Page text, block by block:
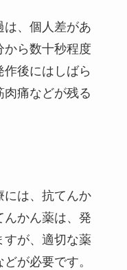
は、個人差があ
から数十秒程度
後にはしばら
肉痛などが残る
には、抗てんか
んかん薬は、発
すが、適切な薬
が必要です。